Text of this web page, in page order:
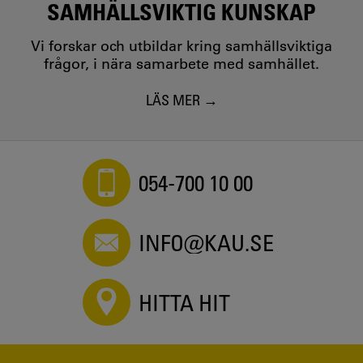
SAMHÄLLSVIKTIG KUNSKAP
Vi forskar och utbildar kring samhällsviktiga
frågor, i nära samarbete med samhället.
LÄS MER
054-700 10 00
INFO@KAU.SE
HITTA HIT